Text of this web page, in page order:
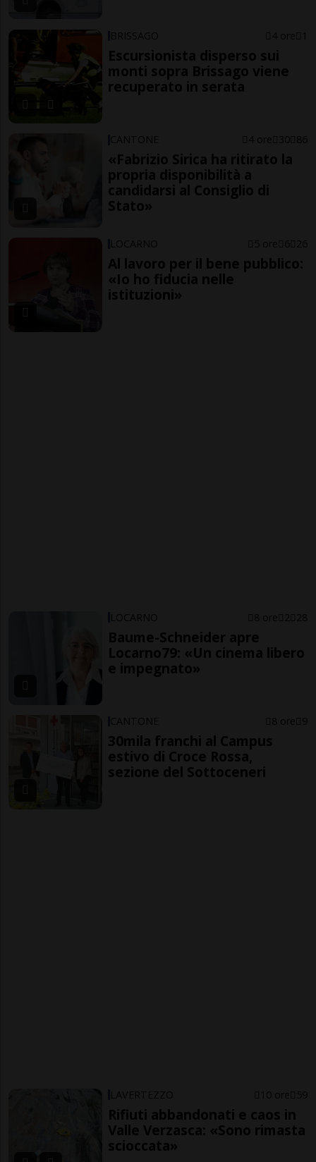
BRISSAGO 4 ore 1
Escursionista disperso sui
monti sopra Brissago viene
recuperato in serata
CANTONE 4 ore 30 86
«Fabrizio Sirica ha ritirato la
propria disponibilità a
candidarsi al Consiglio di
Stato»
LOCARNO 5 ore 6 26
Al lavoro per il bene pubblico:
«Io ho fiducia nelle
istituzioni»
LOCARNO 8 ore 2 28
Baume-Schneider apre
Locarno79: «Un cinema libero
e impegnato»
CANTONE 8 ore 9
30mila franchi al Campus
estivo di Croce Rossa,
sezione del Sottoceneri
LAVERTEZZO 10 ore 59
Rifiuti abbandonati e caos in
Valle Verzasca: «Sono rimasta
scioccata»